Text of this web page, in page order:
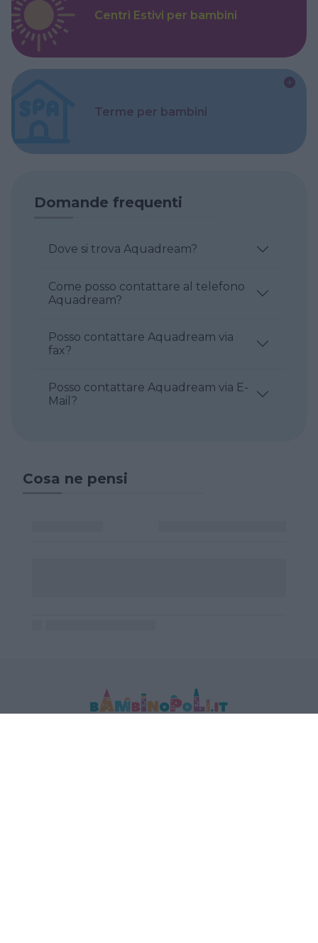
Centri Estivi per bambini
Terme per bambini
Domande frequenti
Dove si trova Aquadream?
Come posso contattare al telefono
Aquadream?
Posso contattare Aquadream via
fax?
Posso contattare Aquadream via E-
Mail?
Cosa ne pensi